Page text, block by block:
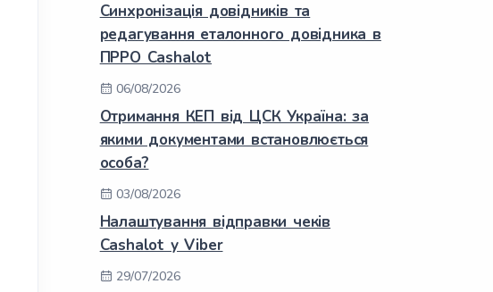
Синхронізація довідників та
редагування еталонного довідника в
ПРРО Cashalot
06/08/2026
Отримання КЕП від ЦСК Україна: за
якими документами встановлюється
особа?
03/08/2026
Налаштування відправки чеків
Cashalot у Viber
29/07/2026